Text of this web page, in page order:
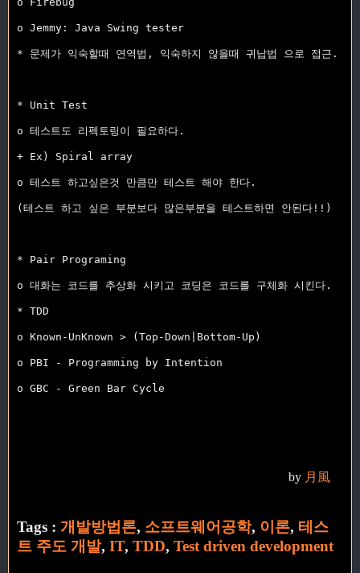
o Jemmy: Java Swing tester
* 문제가 익숙할때 연역법, 익숙하지 않을때 귀납법 으로 접근.
* Unit Test
o 테스트도 리펙토링이 필요하다.
+ Ex) Spiral array
o 테스트 하고싶은것 만큼만 테스트 해야 한다.
(테스트 하고 싶은 부분보다 많은부분을 테스트하면 안된다!!)
* Pair Programing
o 대화는 코드를 추상화 시키고 코딩은 코드를 구체화 시킨다.
* TDD
o Known-UnKnown > (Top-Down|Bottom-Up)
o PBI - Programming by Intention
o GBC - Green Bar Cycle
by 月風
Tags : 개발방법론, 소프트웨어공학, 이론, 테스
트 주도 개발, IT, TDD, Test driven development